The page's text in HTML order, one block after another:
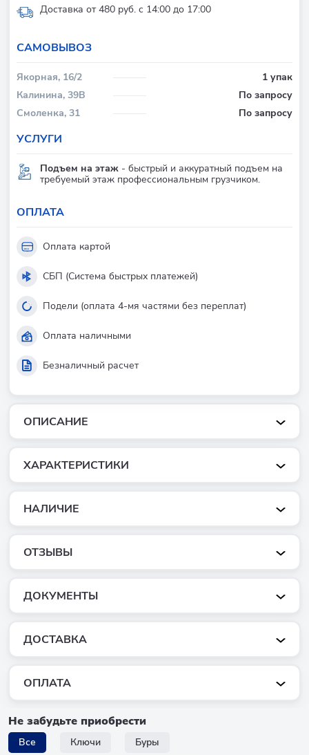
ОПИСАНИЕ
ХАРАКТЕРИСТИКИ
НАЛИЧИЕ
ОТЗЫВЫ
ДОКУМЕНТЫ
ДОСТАВКА
ОПЛАТА
Доставка от 480 руб. с 14:00 до 17:00
CАМОВЫВОЗ
Якорная, 16/2
1 упак
Калинина, 39В
По запросу
Смоленка, 31
По запросу
УСЛУГИ
Подъем на этаж - быстрый и аккуратный подъем на
требуемый этаж профессиональным грузчиком.
ОПЛАТА
Оплата картой
СБП (Система быстрых платежей)
Подели (оплата 4-мя частями без переплат)
Оплата наличными
Безналичный расчет
Не забудьте приобрести
Все Ключи Буры